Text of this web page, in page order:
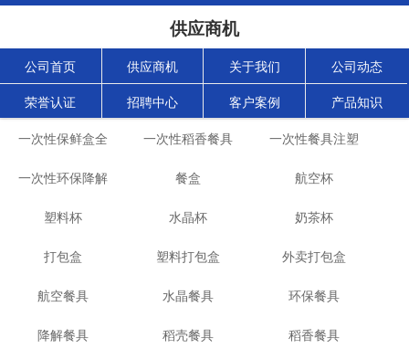
供应商机
公司首页 供应商机 关于我们 公司动态
荣誉认证 招聘中心 客户案例 产品知识
一次性保鲜盒全
自动生产机械设
备
一次性稻香餐具
生产设备
一次性餐具注塑
机
一次性环保降解
餐具生产线
餐盒 航空杯
塑料杯 水晶杯 奶茶杯
打包盒 塑料打包盒 外卖打包盒
航空餐具 水晶餐具 环保餐具
降解餐具 稻壳餐具 稻香餐具